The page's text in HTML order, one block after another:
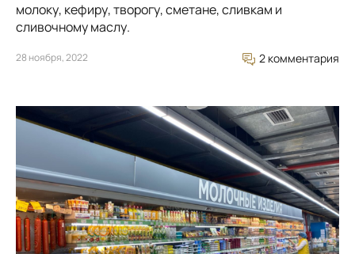
молоку, кефиру, творогу, сметане, сливкам и
сливочному маслу.
28 ноября, 2022 2 комментария